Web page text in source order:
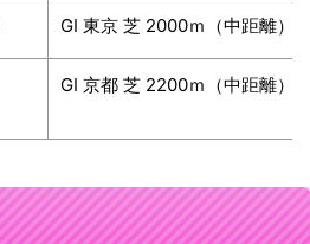
GⅠ 東京 芝 2000ｍ（中距離）
GⅠ 京都 芝 2200ｍ（中距離）